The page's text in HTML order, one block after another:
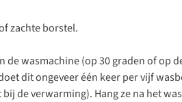
zachte borstel.
de wasmachine (op 30 graden of op
dit ongeveer één keer per vijf
de verwarming). Hang ze na het